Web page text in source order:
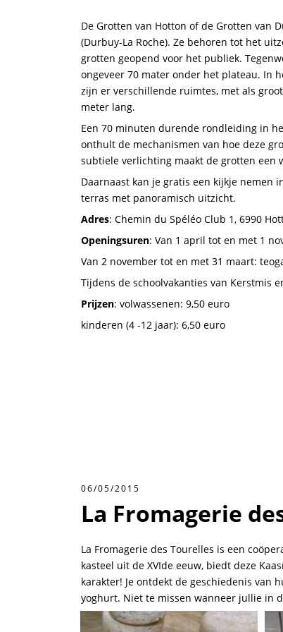
De Grotten van Hotton of de Grotten van
(Durbuy-La Roche). Ze behoren tot het
grotten geopend voor het publiek.
ongeveer 70 mater onder het plateau. In
zijn er verschillende ruimtes, met als
meter lang.
Een 70 minuten durende rondleiding in
onthult de mechanismen van hoe deze
subtiele verlichting maakt de grotten een
Daarnaast kan je gratis een kijkje nemen
terras met panoramisch uitzicht.
Adres: Chemin du Spéléo Club 1, 6990
Openingsuren: Van 1 april tot en met 1
Van 2 november tot en met 31 maart:
Tijdens de schoolvakanties van Kerstmis
Prijzen: volwassenen: 9,50 euro
kinderen (4 -12 jaar): 6,50 euro
06/05/2015
La Fromagerie
La Fromagerie des Tourelles is een
kasteel uit de XVIde eeuw, biedt deze
karakter! Je ontdekt de geschiedenis van
yoghurt. Niet te missen wanneer jullie in